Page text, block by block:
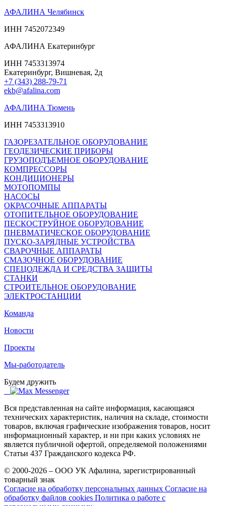
АФАЛИНА Челябинск
ИНН 7452072349
АФАЛИНА Екатеринбург
ИНН 7453313974
Екатеринбург, Вишневая, 2д
+7 (343) 288-79-71
ekb@afalina.com
АФАЛИНА Тюмень
ИНН 7453313910
ГАЗОРЕЗАТЕЛЬНОЕ ОБОРУДОВАНИЕ
ГЕОДЕЗИЧЕСКИЕ ПРИБОРЫ
ГРУЗОПОДЪЕМНОЕ ОБОРУДОВАНИЕ
КОМПРЕССОРЫ
КОНДИЦИОНЕРЫ
МОТОПОМПЫ
НАСОСЫ
ОКРАСОЧНЫЕ АППАРАТЫ
ОТОПИТЕЛЬНОЕ ОБОРУДОВАНИЕ
ПЕСКОСТРУЙНОЕ ОБОРУДОВАНИЕ
ПНЕВМАТИЧЕСКОЕ ОБОРУДОВАНИЕ
ПУСКО-ЗАРЯДНЫЕ УСТРОЙСТВА
СВАРОЧНЫЕ АППАРАТЫ
СМАЗОЧНОЕ ОБОРУДОВАНИЕ
СПЕЦОДЕЖДА И СРЕДСТВА ЗАЩИТЫ
СТАНКИ
СТРОИТЕЛЬНОЕ ОБОРУДОВАНИЕ
ЭЛЕКТРОСТАНЦИИ
Команда
Новости
Проекты
Мы-работодатель
Будем дружить
Вся представленная на сайте информация, касающаяся
технических характеристик, наличия на складе, стоимости
товаров, включая графические изображения товаров, носит
информационный характер, и ни при каких условиях не
является публичной офертой, определяемой положениями
Статьи 437 Гражданского кодекса РФ.
© 2000-2026 – ООО УК Афалина, зарегистрированный
товарный знак
Согласие на обработку персональных данных Согласие на
обработку файлов cookies Политика о работе с